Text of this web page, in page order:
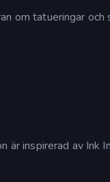
om tatueringar
är inspirerad av Ink